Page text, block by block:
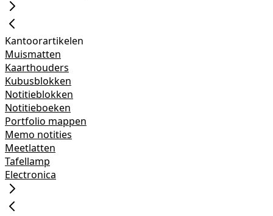
Kantoorartikelen
Muismatten
Kaarthouders
Kubusblokken
Notitieblokken
Notitieboeken
Portfolio mappen
Memo notities
Meetlatten
Tafellamp
Electronica